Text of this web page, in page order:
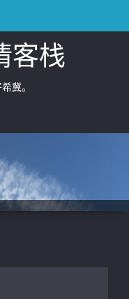
客栈
冀。